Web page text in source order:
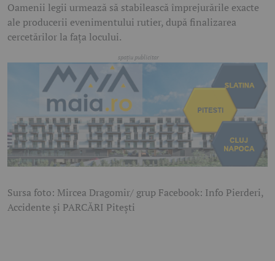
Oamenii legii urmează să stabilească împrejurările exacte
ale producerii evenimentului rutier, după finalizarea
cercetărilor la fața locului.
Sursa foto: Mircea Dragomir/ grup Facebook: Info Pierderi,
Accidente și PARCĂRI Pitești